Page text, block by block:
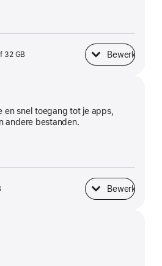
32 GB Bewerk
Centraal geheugen
en snel toegang tot je apps,
andere bestanden.
Bewerk
SSD-opslag